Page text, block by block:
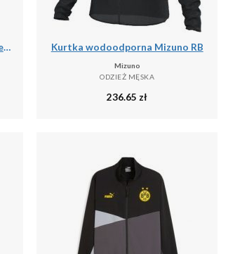
Skarpety rowerowe odblaskowe unisex antybakteryjne Kurtka wodoodporna Mizuno RB
Mizuno
ODZIEŻ MĘSKA
236.65zł